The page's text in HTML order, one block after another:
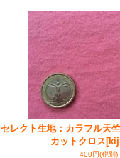
セレクト生地：カラフル天
カットクロス
400円(税別)